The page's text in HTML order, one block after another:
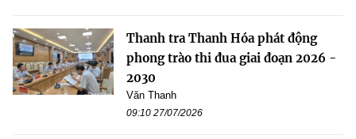
Thanh tra Thanh Hóa phát động
phong trào thi đua giai đoạn 2026 -
2030
Văn Thanh
09:10 27/07/2026